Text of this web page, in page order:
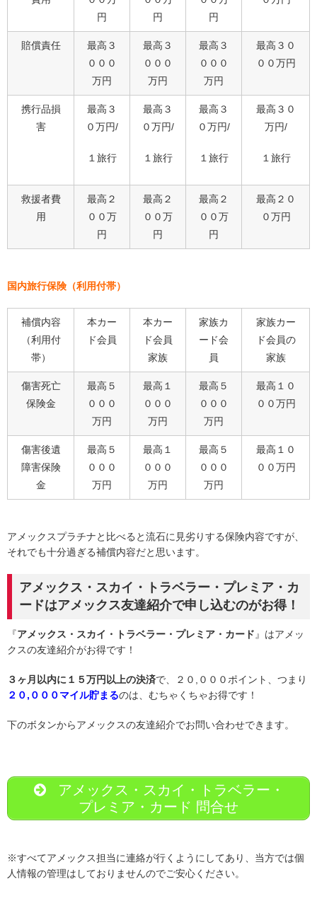
円
円
円
賠償責任
最高３
０００
万円
最高３
０００
万円
最高３
０００
万円
最高３０
００万円
携行品損
害
最高３
０万円/
１旅行
最高３
０万円/
１旅行
最高３
０万円/
１旅行
最高３０
万円/
１旅行
救援者費
用
最高２
００万
円
最高２
００万
円
最高２
００万
円
最高２０
０万円
国内旅行保険（利用付帯）
補償内容
（利用付
帯）
本カー
ド会員
本カー
ド会員
家族
家族カ
ード会
員
家族カー
ド会員の
家族
傷害死亡
保険金
最高５
０００
万円
最高１
０００
万円
最高５
０００
万円
最高１０
００万円
傷害後遺
障害保険
金
最高５
０００
万円
最高１
０００
万円
最高５
０００
万円
最高１０
００万円
アメックスプラチナと比べると流石に見劣りする保険内容ですが、
それでも十分過ぎる補償内容だと思います。
アメックス・スカイ・トラベラー・プレミア・カ
ードはアメックス友達紹介で申し込むのがお得！
『アメックス・スカイ・トラベラー・プレミア・カード 』はアメッ
クスの友達紹介がお得です！
３ヶ月以内に１５万円以上の決済で、２０,０００ポイント、つまり
２０,０００マイル貯まるのは、むちゃくちゃお得です！
下のボタンからアメックスの友達紹介でお問い合わせできます。
アメックス・スカイ・トラベラー・
プレミア・カード 問合せ
※すべてアメックス担当に連絡が行くようにしてあり、当方では個
人情報の管理はしておりませんのでご安心ください。